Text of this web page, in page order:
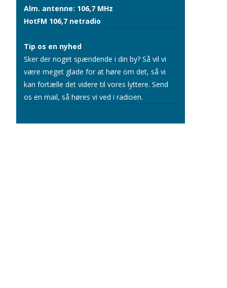
Alm. antenne: 106,7 MHz
HotFM 106,7 netradio
Tip os en nyhed
Sker der noget spændende i din by? Så vil vi
være meget glade for at høre om det, så vi
kan fortælle det videre til vores lyttere. Send
os en mail, så høres vi ved i radioen.